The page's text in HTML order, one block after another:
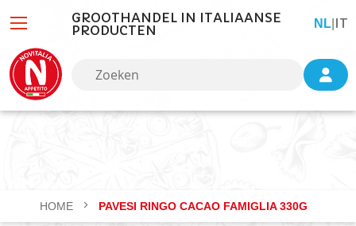
GROOTHANDEL IN ITALIAANSE
PRODUCTEN
TAALNL IT
HOME PAVESI RINGO CACAO FAMIGLIA 330G